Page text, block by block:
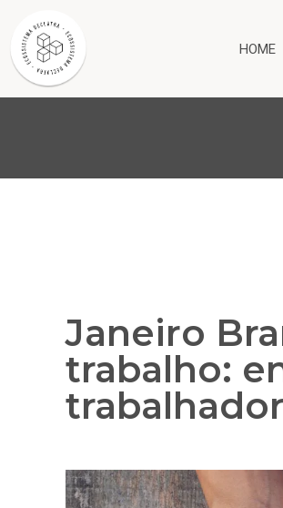
HOME
Janeiro
trabalho:
trabalhador